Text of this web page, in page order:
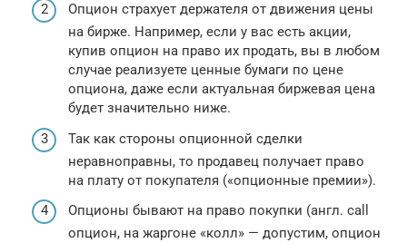
Опцион страхует держателя от движения цены
на бирже. Например, если у вас есть акции,
купив опцион на право их продать, вы в любом
случае реализуете ценные бумаги по цене
опциона, даже если актуальная биржевая цена
будет значительно ниже.
Так как стороны опционной сделки
неравноправны, то продавец получает право
на плату от покупателя («опционные премии»).
Опционы бывают на право покупки (англ. сall
опцион, на жаргоне «колл» — допустим, опцион